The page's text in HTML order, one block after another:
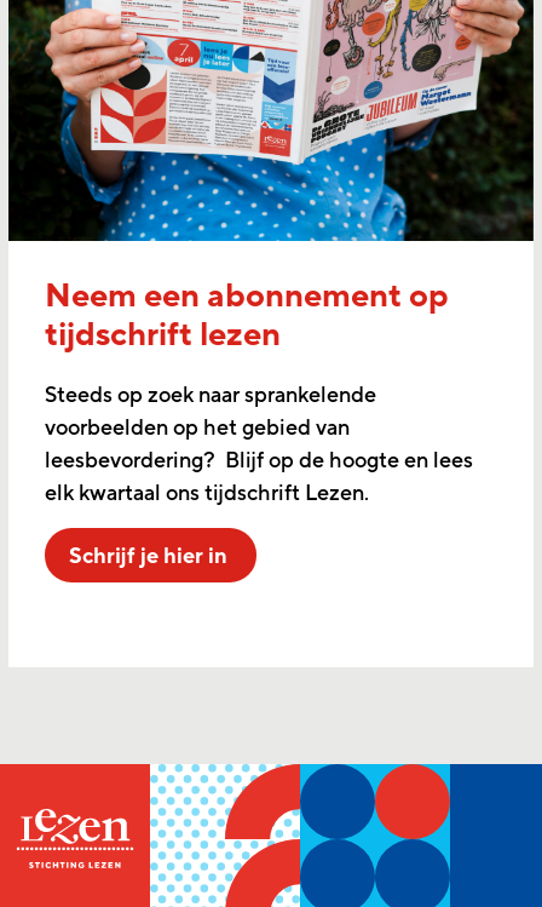
Neem een abonnement op
tijdschrift lezen
Steeds op zoek naar sprankelende
voorbeelden op het gebied van
leesbevordering? Blijf op de hoogte en lees
elk kwartaal ons tijdschrift Lezen.
Schrijf je hier in